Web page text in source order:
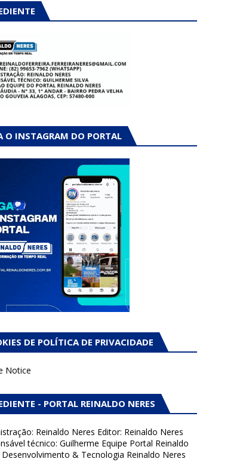
O INSTAGRAM DO PORTAL
DE POLÍTICA DE PRIVACIDADE
Notice
- PORTAL REINALDO NERES
Reinaldo Neres Editor: Reinaldo Neres
técnico: Guilherme Equipe Portal Reinaldo
Desenvolvimento & Tecnologia Reinaldo Neres